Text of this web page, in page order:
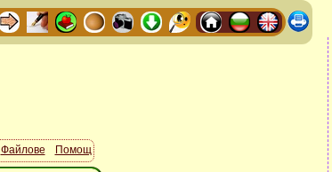
Файлове Помощ